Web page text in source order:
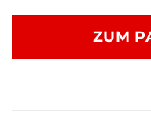
war:
6,50
ZUM